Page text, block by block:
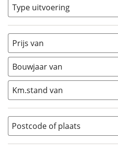
Classic
Crosser (0)
Enduro
Minibike (0)
Motorscooter
Naked
Overig (0)
Racer ( 0)
Type uitvoering
Prijs van
Bouwjaar van
Km.stand van
Postcode of plaats